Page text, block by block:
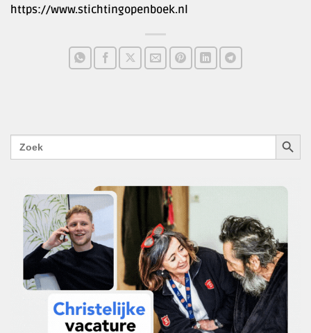
https://www.stichtingopenboek.nl
Zoek
naar: